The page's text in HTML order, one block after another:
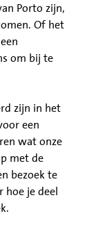
Porto zijn,
Of het
om bij te
zijn in het
een
wat onze
met de
bezoek te
je deel